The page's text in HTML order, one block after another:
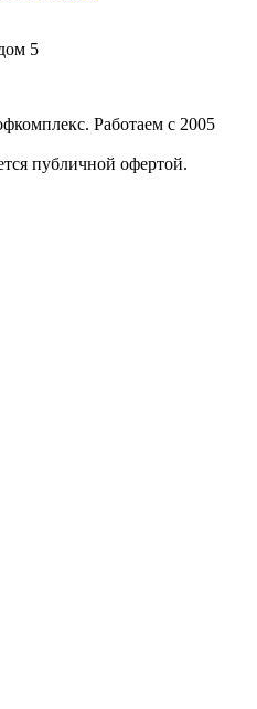
5
Работаем с 2005
публичной офертой.